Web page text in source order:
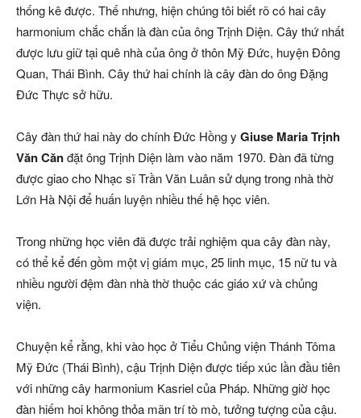
thống kê được. Thế nhưng, hiện chúng tôi biết rõ có hai cây
harmonium chắc chắn là đàn của ông Trịnh Diện. Cây thứ nhất
được lưu giữ tại quê nhà của ông ở thôn Mỹ Đức, huyện Đông
Quan, Thái Bình. Cây thứ hai chính là cây đàn do ông Đặng
Đức Thực sở hữu.
Cây đàn thứ hai này do chính Đức Hồng y Giuse Maria Trịnh
Văn Cănđặt ông Trịnh Diện làm vào năm 1970. Đàn đã từng
được giao cho Nhạc sĩ Trần Văn Luân sử dụng trong nhà thờ
Lớn Hà Nội để huấn luyện nhiều thế hệ học viên.
Trong những học viên đã được trải nghiệm qua cây đàn này,
có thể kể đến gồm một vị giám mục, 25 linh mục, 15 nữ tu và
nhiều người đệm đàn nhà thờ thuộc các giáo xứ và chủng
viện.
Chuyện kể rằng, khi vào học ở Tiểu Chủng viện Thánh Tôma
Mỹ Đức (Thái Bình), cậu Trịnh Diện được tiếp xúc lần đầu tiên
với những cây harmonium Kasriel của Pháp. Những giờ học
đàn hiếm hoi không thỏa mãn trí tò mò, tưởng tượng của cậu.